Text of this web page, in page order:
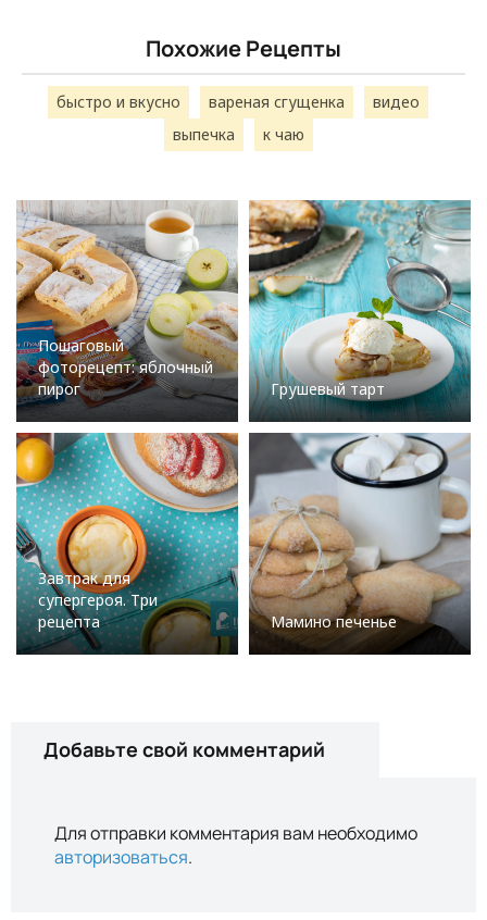
Похожие Рецепты
быстро и вкусно вареная сгущенка
видео
выпечка
к чаю
Пошаговый
фоторецепт: яблочный
пирог
Грушевый тарт
Завтрак для
супергероя. Три
рецепта
Мамино печенье
Добавьте свой комментарий
Для отправки комментария вам необходимо
авторизоваться.